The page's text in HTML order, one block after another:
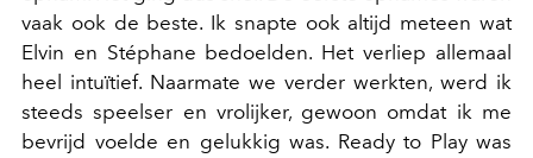
vaak ook de beste. Ik snapte ook altijd meteen wat
Elvin en Stéphane bedoelden. Het verliep allemaal
heel intuïtief. Naarmate we verder werkten, werd ik
steeds speelser en vrolijker, gewoon omdat ik me
bevrijd voelde en gelukkig was. Ready to Playwas